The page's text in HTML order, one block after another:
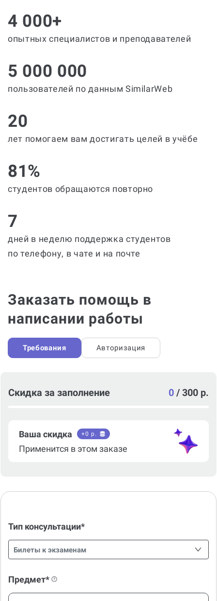
4 000+
опытных специалистов и преподавателей
5 000 000
пользователей по данным SimilarWeb
20
лет помогаем вам достигать целей в учёбе
81%
студентов обращаются повторно
7
дней в неделю поддержка студентов
по телефону, в чате и на почте
Заказать помощь в
написании работы
Требования Авторизация
Скидка за заполнение 0 / 300 р.
Ваша скидка +0 р.
Применится в этом заказе
Тип консультации*
Билеты к экзаменам
Предмет*